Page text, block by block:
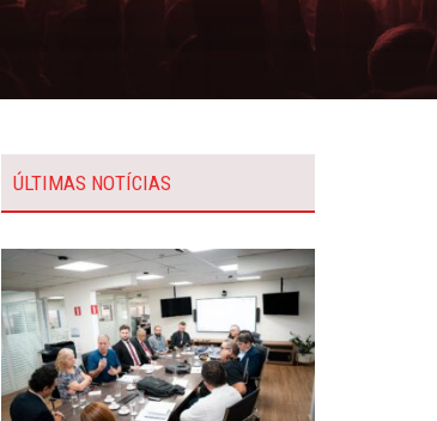
ÚLTIMAS NOTÍCIAS